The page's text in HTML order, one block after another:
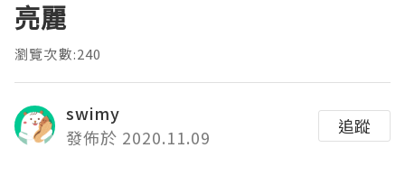
亮麗
瀏覽次數:240
swimy
發佈於 2020.11.09
追蹤